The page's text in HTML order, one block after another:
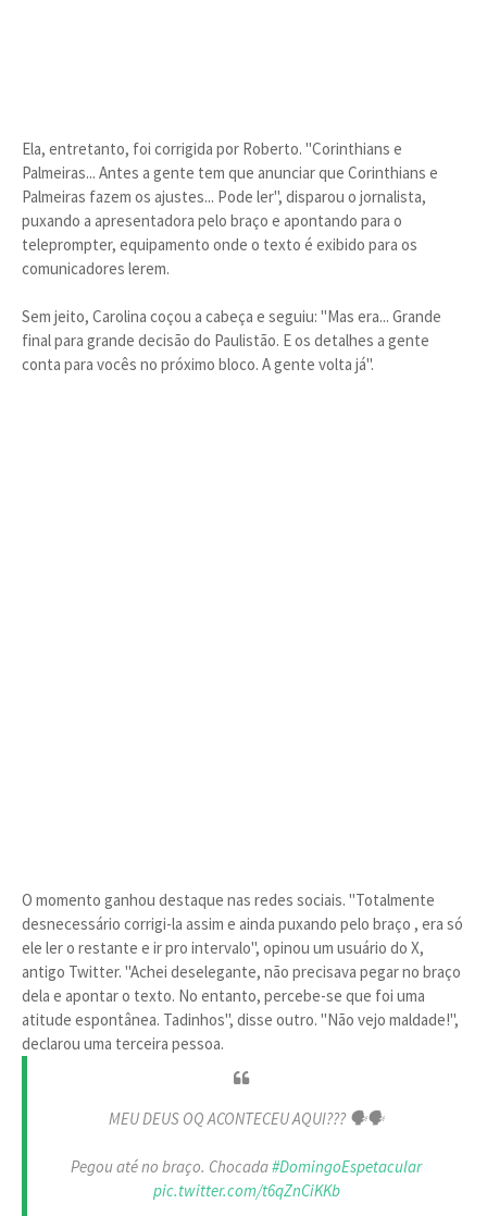
Ela, entretanto, foi corrigida por Roberto. "Corinthians e
Palmeiras... Antes a gente tem que anunciar que Corinthians e
Palmeiras fazem os ajustes... Pode ler", disparou o jornalista,
puxando a apresentadora pelo braço e apontando para o
teleprompter, equipamento onde o texto é exibido para os
comunicadores lerem.
Sem jeito, Carolina coçou a cabeça e seguiu: "Mas era... Grande
final para grande decisão do Paulistão. E os detalhes a gente
conta para vocês no próximo bloco. A gente volta já".
O momento ganhou destaque nas redes sociais. "Totalmente
desnecessário corrigi-la assim e ainda puxando pelo braço , era só
ele ler o restante e ir pro intervalo", opinou um usuário do X,
antigo Twitter. "Achei deselegante, não precisava pegar no braço
dela e apontar o texto. No entanto, percebe-se que foi uma
atitude espontânea. Tadinhos", disse outro. "Não vejo maldade!",
declarou uma terceira pessoa.
MEU DEUS OQ ACONTECEU AQUI??? 🗣️🗣️
Pegou até no braço. Chocada#DomingoEspetacular
pic.twitter.com/t6qZnCiKKb